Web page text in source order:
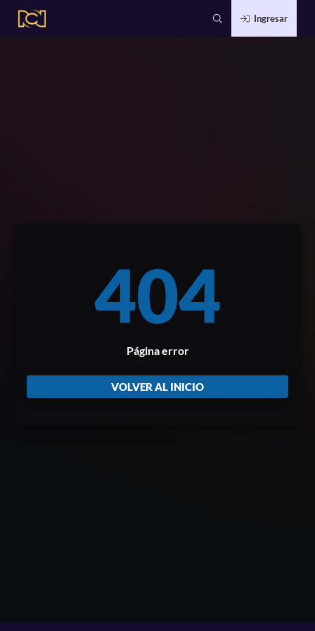
Ingresar
404
Página error
VOLVER AL INICIO